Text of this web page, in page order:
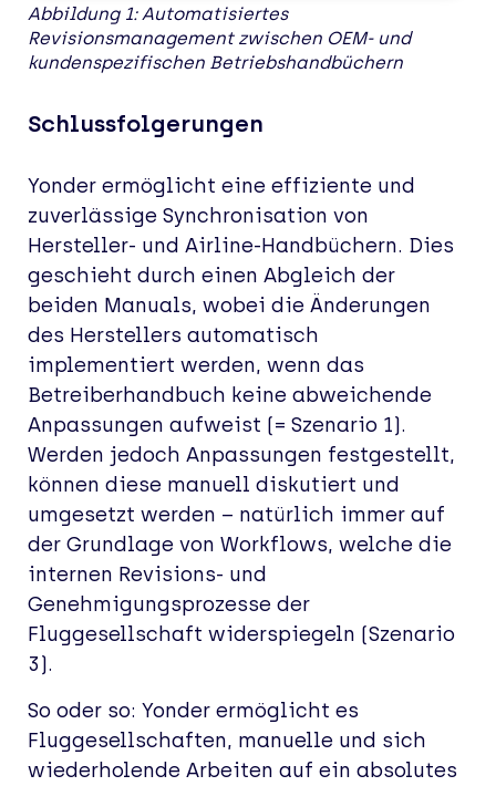
Abbildung 1: Automatisiertes
Revisionsmanagement zwischen OEM- und
kundenspezifischen Betriebshandbüchern
Schlussfolgerungen
Yonder ermöglicht eine effiziente und
zuverlässige Synchronisation von
Hersteller- und Airline-Handbüchern. Dies
geschieht durch einen Abgleich der
beiden Manuals, wobei die Änderungen
des Herstellers automatisch
implementiert werden, wenn das
Betreiberhandbuch keine abweichende
Anpassungen aufweist (= Szenario 1).
Werden jedoch Anpassungen festgestellt,
können diese manuell diskutiert und
umgesetzt werden – natürlich immer auf
der Grundlage von Workflows, welche die
internen Revisions- und
Genehmigungsprozesse der
Fluggesellschaft widerspiegeln (Szenario
3).
So oder so: Yonder ermöglicht es
Fluggesellschaften, manuelle und sich
wiederholende Arbeiten auf ein absolutes